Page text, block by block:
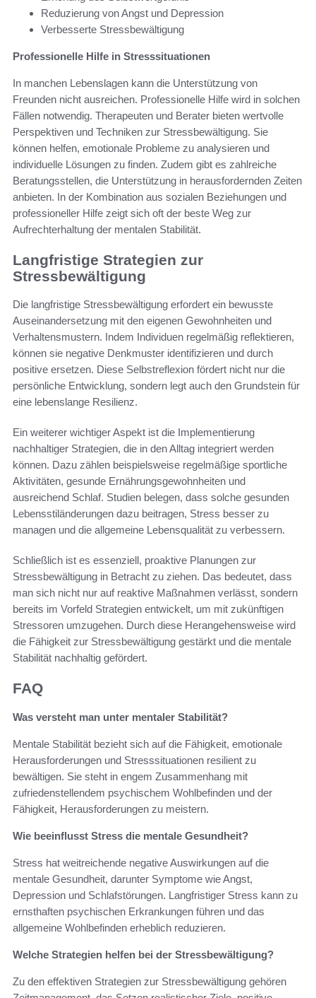
Reduzierung von Angst und Depression
Verbesserte Stressbewältigung
Professionelle Hilfe in Stresssituationen
In manchen Lebenslagen kann die Unterstützung von
Freunden nicht ausreichen. Professionelle Hilfe wird in solchen
Fällen notwendig. Therapeuten und Berater bieten wertvolle
Perspektiven und Techniken zur Stressbewältigung. Sie
können helfen, emotionale Probleme zu analysieren und
individuelle Lösungen zu finden. Zudem gibt es zahlreiche
Beratungsstellen, die Unterstützung in herausfordernden Zeiten
anbieten. In der Kombination aus sozialen Beziehungen und
professioneller Hilfe zeigt sich oft der beste Weg zur
Aufrechterhaltung der mentalen Stabilität.
Langfristige Strategien zur
Stressbewältigung
Die langfristige Stressbewältigung erfordert ein bewusste
Auseinandersetzung mit den eigenen Gewohnheiten und
Verhaltensmustern. Indem Individuen regelmäßig reflektieren,
können sie negative Denkmuster identifizieren und durch
positive ersetzen. Diese Selbstreflexion fördert nicht nur die
persönliche Entwicklung, sondern legt auch den Grundstein für
eine lebenslange Resilienz.
Ein weiterer wichtiger Aspekt ist die Implementierung
nachhaltiger Strategien, die in den Alltag integriert werden
können. Dazu zählen beispielsweise regelmäßige sportliche
Aktivitäten, gesunde Ernährungsgewohnheiten und
ausreichend Schlaf. Studien belegen, dass solche gesunden
Lebensstiländerungen dazu beitragen, Stress besser zu
managen und die allgemeine Lebensqualität zu verbessern.
Schließlich ist es essenziell, proaktive Planungen zur
Stressbewältigung in Betracht zu ziehen. Das bedeutet, dass
man sich nicht nur auf reaktive Maßnahmen verlässt, sondern
bereits im Vorfeld Strategien entwickelt, um mit zukünftigen
Stressoren umzugehen. Durch diese Herangehensweise wird
die Fähigkeit zur Stressbewältigung gestärkt und die mentale
Stabilität nachhaltig gefördert.
FAQ
Was versteht man unter mentaler Stabilität?
Mentale Stabilität bezieht sich auf die Fähigkeit, emotionale
Herausforderungen und Stresssituationen resilient zu
bewältigen. Sie steht in engem Zusammenhang mit
zufriedenstellendem psychischem Wohlbefinden und der
Fähigkeit, Herausforderungen zu meistern.
Wie beeinflusst Stress die mentale Gesundheit?
Stress hat weitreichende negative Auswirkungen auf die
mentale Gesundheit, darunter Symptome wie Angst,
Depression und Schlafstörungen. Langfristiger Stress kann zu
ernsthaften psychischen Erkrankungen führen und das
allgemeine Wohlbefinden erheblich reduzieren.
Welche Strategien helfen bei der Stressbewältigung?
Zu den effektiven Strategien zur Stressbewältigung gehören